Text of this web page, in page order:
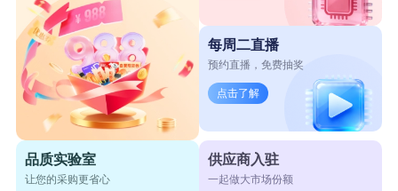
每周二直播
预约直播，免费抽奖
点击了解
品质实验室
让您的采购更省心
供应商入驻
一起做大市场份额